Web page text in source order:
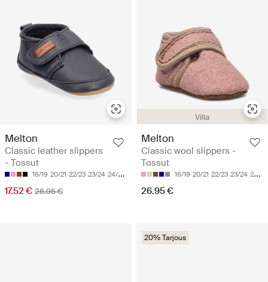
Melton
Classic leather slippers
- Tossut
16/19 20/21 22/23 23/24 24/25
17.52 € 26.95 €
Villa
Melton
Classic wool slippers -
Tossut
16/19 20/21 22/23 23/24 24/25
26.95 €
20% Tarjous